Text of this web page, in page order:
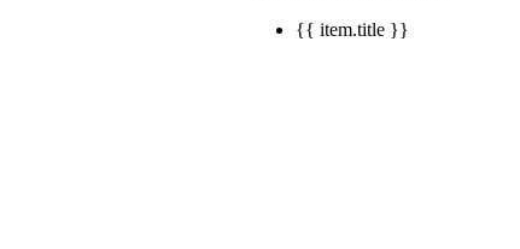
{{ item.title }}